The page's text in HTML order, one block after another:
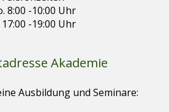
8:00 -10:00 Uhr
17:00 -19:00 Uhr
Akademie
Ausbildung und Seminare: